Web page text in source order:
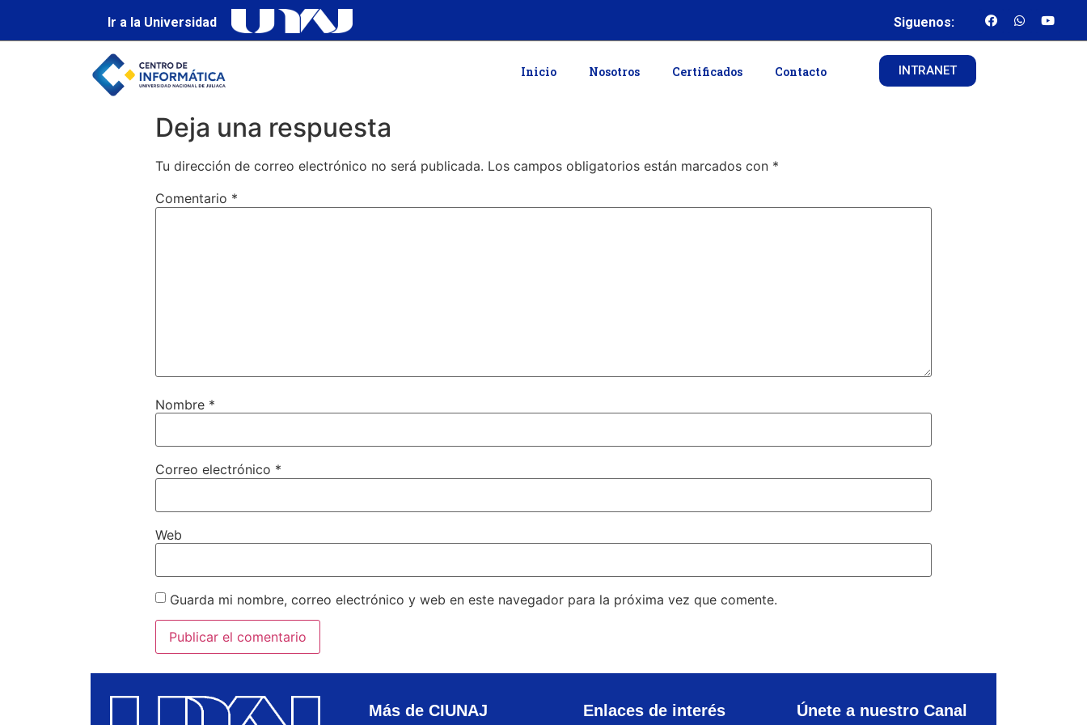
Ir a la Universidad Siguenos:
Inicio Nosotros Certificados Contacto INTRANET
Deja una respuesta
Tu dirección de correo electrónico no será publicada. Los campos obligatorios están marcados con *
Comentario *
Nombre *
Correo electrónico *
Web
Guarda mi nombre, correo electrónico y web en este navegador para la próxima vez que comente.
Más de CIUNAJ Enlaces de interés Únete a nuestro Canal